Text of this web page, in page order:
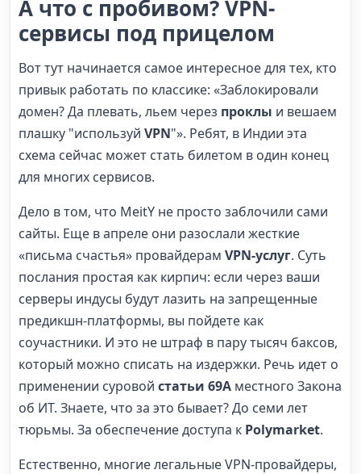
А что с пробивом?VPN-
сервисы под прицелом
Вот тут начинается самое интересное для тех, кто
привык работать по классике: «Заблокировали
домен? Да плевать, льем через проклы и вешаем
плашку "используй VPN"». Ребят, в Индии эта
схема сейчас может стать билетом в один конец
для многих сервисов.
Дело в том, что MeitY не просто заблочили сами
сайты. Еще в апреле они разослали жесткие
«письма счастья» провайдерам VPN-услуг. Суть
послания простая как кирпич: если через ваши
серверы индусы будут лазить на запрещенные
предикшн-платформы, вы пойдете как
соучастники. И это не штраф в пару тысяч баксов,
который можно списать на издержки. Речь идет о
применении суровой статьи 69A местного Закона
об ИТ. Знаете, что за это бывает? До семи лет
тюрьмы. За обеспечение доступа к Polymarket.
Естественно, многие легальные VPN-провайдеры,